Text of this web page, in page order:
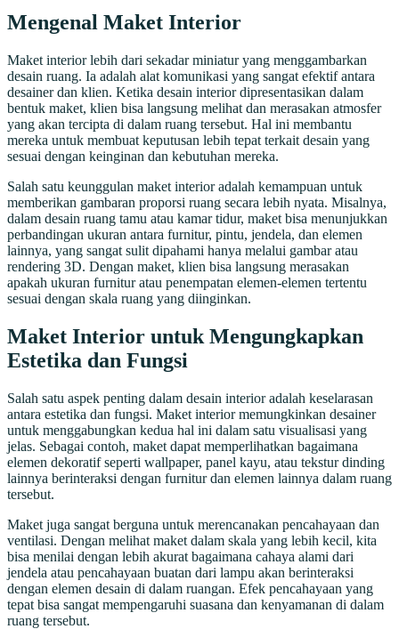
Mengenal Maket Interior
Maket interior lebih dari sekadar miniatur yang menggambarkan
desain ruang. Ia adalah alat komunikasi yang sangat efektif antara
desainer dan klien. Ketika desain interior dipresentasikan dalam
bentuk maket, klien bisa langsung melihat dan merasakan atmosfer
yang akan tercipta di dalam ruang tersebut. Hal ini membantu
mereka untuk membuat keputusan lebih tepat terkait desain yang
sesuai dengan keinginan dan kebutuhan mereka.
Salah satu keunggulan maket interior adalah kemampuan untuk
memberikan gambaran proporsi ruang secara lebih nyata. Misalnya,
dalam desain ruang tamu atau kamar tidur, maket bisa menunjukkan
perbandingan ukuran antara furnitur, pintu, jendela, dan elemen
lainnya, yang sangat sulit dipahami hanya melalui gambar atau
rendering 3D. Dengan maket, klien bisa langsung merasakan
apakah ukuran furnitur atau penempatan elemen-elemen tertentu
sesuai dengan skala ruang yang diinginkan.
Maket Interior untuk Mengungkapkan
Estetika dan Fungsi
Salah satu aspek penting dalam desain interior adalah keselarasan
antara estetika dan fungsi. Maket interior memungkinkan desainer
untuk menggabungkan kedua hal ini dalam satu visualisasi yang
jelas. Sebagai contoh, maket dapat memperlihatkan bagaimana
elemen dekoratif seperti wallpaper, panel kayu, atau tekstur dinding
lainnya berinteraksi dengan furnitur dan elemen lainnya dalam ruang
tersebut.
Maket juga sangat berguna untuk merencanakan pencahayaan dan
ventilasi. Dengan melihat maket dalam skala yang lebih kecil, kita
bisa menilai dengan lebih akurat bagaimana cahaya alami dari
jendela atau pencahayaan buatan dari lampu akan berinteraksi
dengan elemen desain di dalam ruangan. Efek pencahayaan yang
tepat bisa sangat mempengaruhi suasana dan kenyamanan di dalam
ruang tersebut.